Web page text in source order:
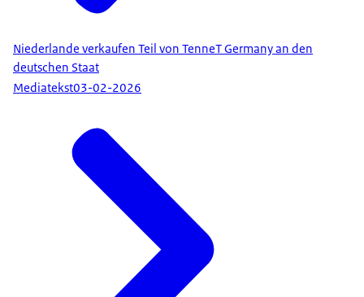
Niederlande verkaufen Teil von TenneT Germany an den
deutschen Staat
Mediatekst03-02-2026